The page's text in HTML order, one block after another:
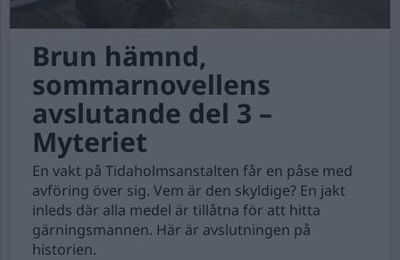
Brun hämnd,
sommarnovellens
avslutande del 3 –
Myteriet
En vakt på Tidaholmsanstalten får en påse med
avföring över sig. Vem är den skyldige? En jakt
inleds där alla medel är tillåtna för att hitta
gärningsmannen. Här är avslutningen på
historien.